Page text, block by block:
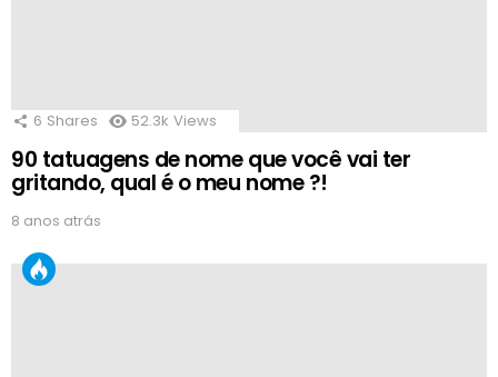
6 Shares 52.3k Views
90 tatuagens de nome que você vai ter
gritando, qual é o meu nome ?!
8 anos atrás